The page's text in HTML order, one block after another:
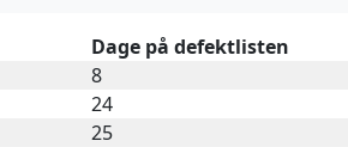
Dage på defektlisten
8
24
25